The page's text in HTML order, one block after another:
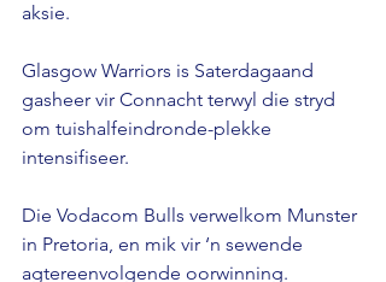
aksie.
Glasgow Warriors is Saterdagaand
gasheer vir Connacht terwyl die stryd
om tuishalfeindronde-plekke
intensifiseer.
Die Vodacom Bulls verwelkom Munster
in Pretoria, en mik vir ‘n sewende
agtereenvolgende oorwinning.